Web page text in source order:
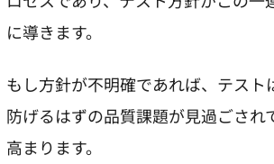
に導きます。
もし方針が不明確であれば、テスト
防げるはずの品質課題が見過ごされ
高まります。